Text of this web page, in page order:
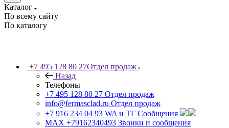
Каталог
По всему сайту
По каталогу
+7 495 128 80 27Отдел продаж
Назад
Телефоны
+7 495 128 80 27 Отдел продаж
info@fermasclad.ru Отдел продаж
+7 916 234 04 93 WA и ТГ Сообщения
MAX +79162340493 Звонки и сообщения